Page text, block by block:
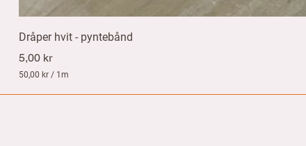
Dråper hvit - pyntebånd
Pris
5,00 kr
50,00 kr / 1m
0